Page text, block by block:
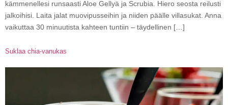
kämmenellesi runsaasti Aloe Gellyä ja Scrubia. Hiero seosta reilusti
jalkoihisi. Laita jalat muovipusseihin ja niiden päälle villasukat. Anna
vaikuttaa 30 minuutista kahteen tuntiin – täydellinen […]
Suklaa chia-vanukas